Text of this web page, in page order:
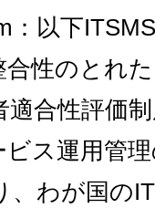
：以下
合性のとれ
適合性評価
ス運用管
、わが国の